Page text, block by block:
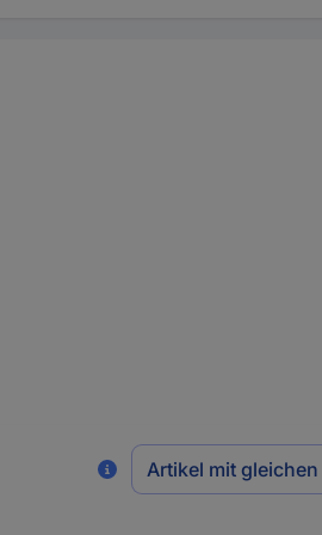
Artikel mit